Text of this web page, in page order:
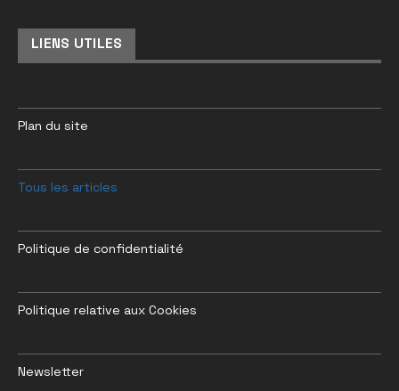
LIENS UTILES
Plan du site
Tous les articles
Politique de confidentialité
Politique relative aux Cookies
Newsletter